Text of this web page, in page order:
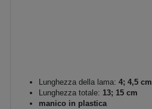
Lunghezza della lama: 4; 4,5 cm
Lunghezza totale: 13; 15 cm
manico in plastica